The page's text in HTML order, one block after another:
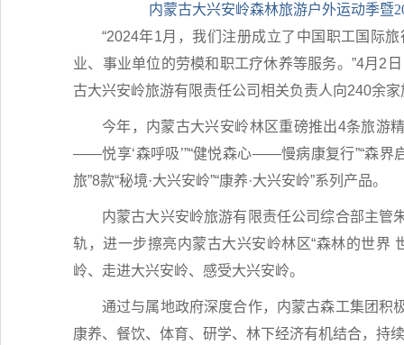
内蒙古大兴安岭森林旅游户外运动季暨
“2024年1月，我们注册成立了中国职工国际
业、事业单位的劳模和职工疗休养等服务。”4月2
古大兴安岭旅游有限责任公司相关负责人向240余
今年，内蒙古大兴安岭林区重磅推出4条旅游精
——悦享‘森呼吸’”“健悦森心——慢病康复行”“森
旅”8款“秘境·大兴安岭”“康养·大兴安岭”系列产品。
内蒙古大兴安岭旅游有限责任公司综合部主管
轨，进一步擦亮内蒙古大兴安岭林区“森林的世界
岭、走进大兴安岭、感受大兴安岭。
通过与属地政府深度合作，内蒙古森工集团积
康养、餐饮、体育、研学、林下经济有机结合，持